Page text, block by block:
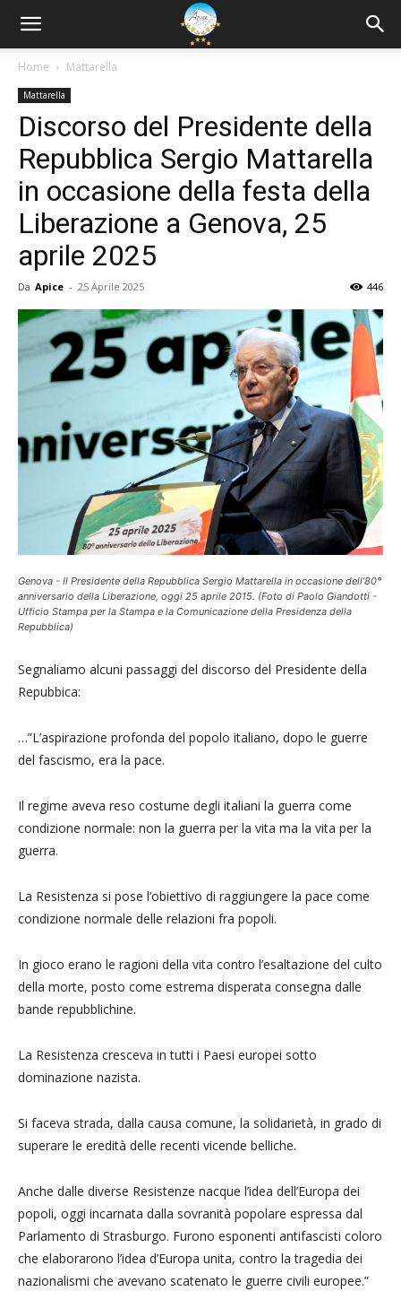
Home Mattarella
Mattarella
Discorso del Presidente della
Repubblica Sergio Mattarella
in occasione della festa della
Liberazione a Genova, 25
aprile 2025
Da Apice - 25 Aprile 2025 446
Genova - Il Presidente della Repubblica Sergio Mattarella in occasione dell’80°
anniversario della Liberazione, oggi 25 aprile 2015. (Foto di Paolo Giandotti -
Ufficio Stampa per la Stampa e la Comunicazione della Presidenza della
Repubblica)
Segnaliamo alcuni passaggi del discorso del Presidente della
Repubbica:
…”L’aspirazione profonda del popolo italiano, dopo le guerre
del fascismo, era la pace.
Il regime aveva reso costume degli italiani la guerra come
condizione normale: non la guerra per la vita ma la vita per la
guerra.
La Resistenza si pose l’obiettivo di raggiungere la pace come
condizione normale delle relazioni fra popoli.
In gioco erano le ragioni della vita contro l’esaltazione del culto
della morte, posto come estrema disperata consegna dalle
bande repubblichine.
La Resistenza cresceva in tutti i Paesi europei sotto
dominazione nazista.
Si faceva strada, dalla causa comune, la solidarietà, in grado di
superare le eredità delle recenti vicende belliche.
Anche dalle diverse Resistenze nacque l’idea dell’Europa dei
popoli, oggi incarnata dalla sovranità popolare espressa dal
Parlamento di Strasburgo. Furono esponenti antifascisti coloro
che elaborarono l’idea d’Europa unita, contro la tragedia dei
nazionalismi che avevano scatenato le guerre civili europee.”